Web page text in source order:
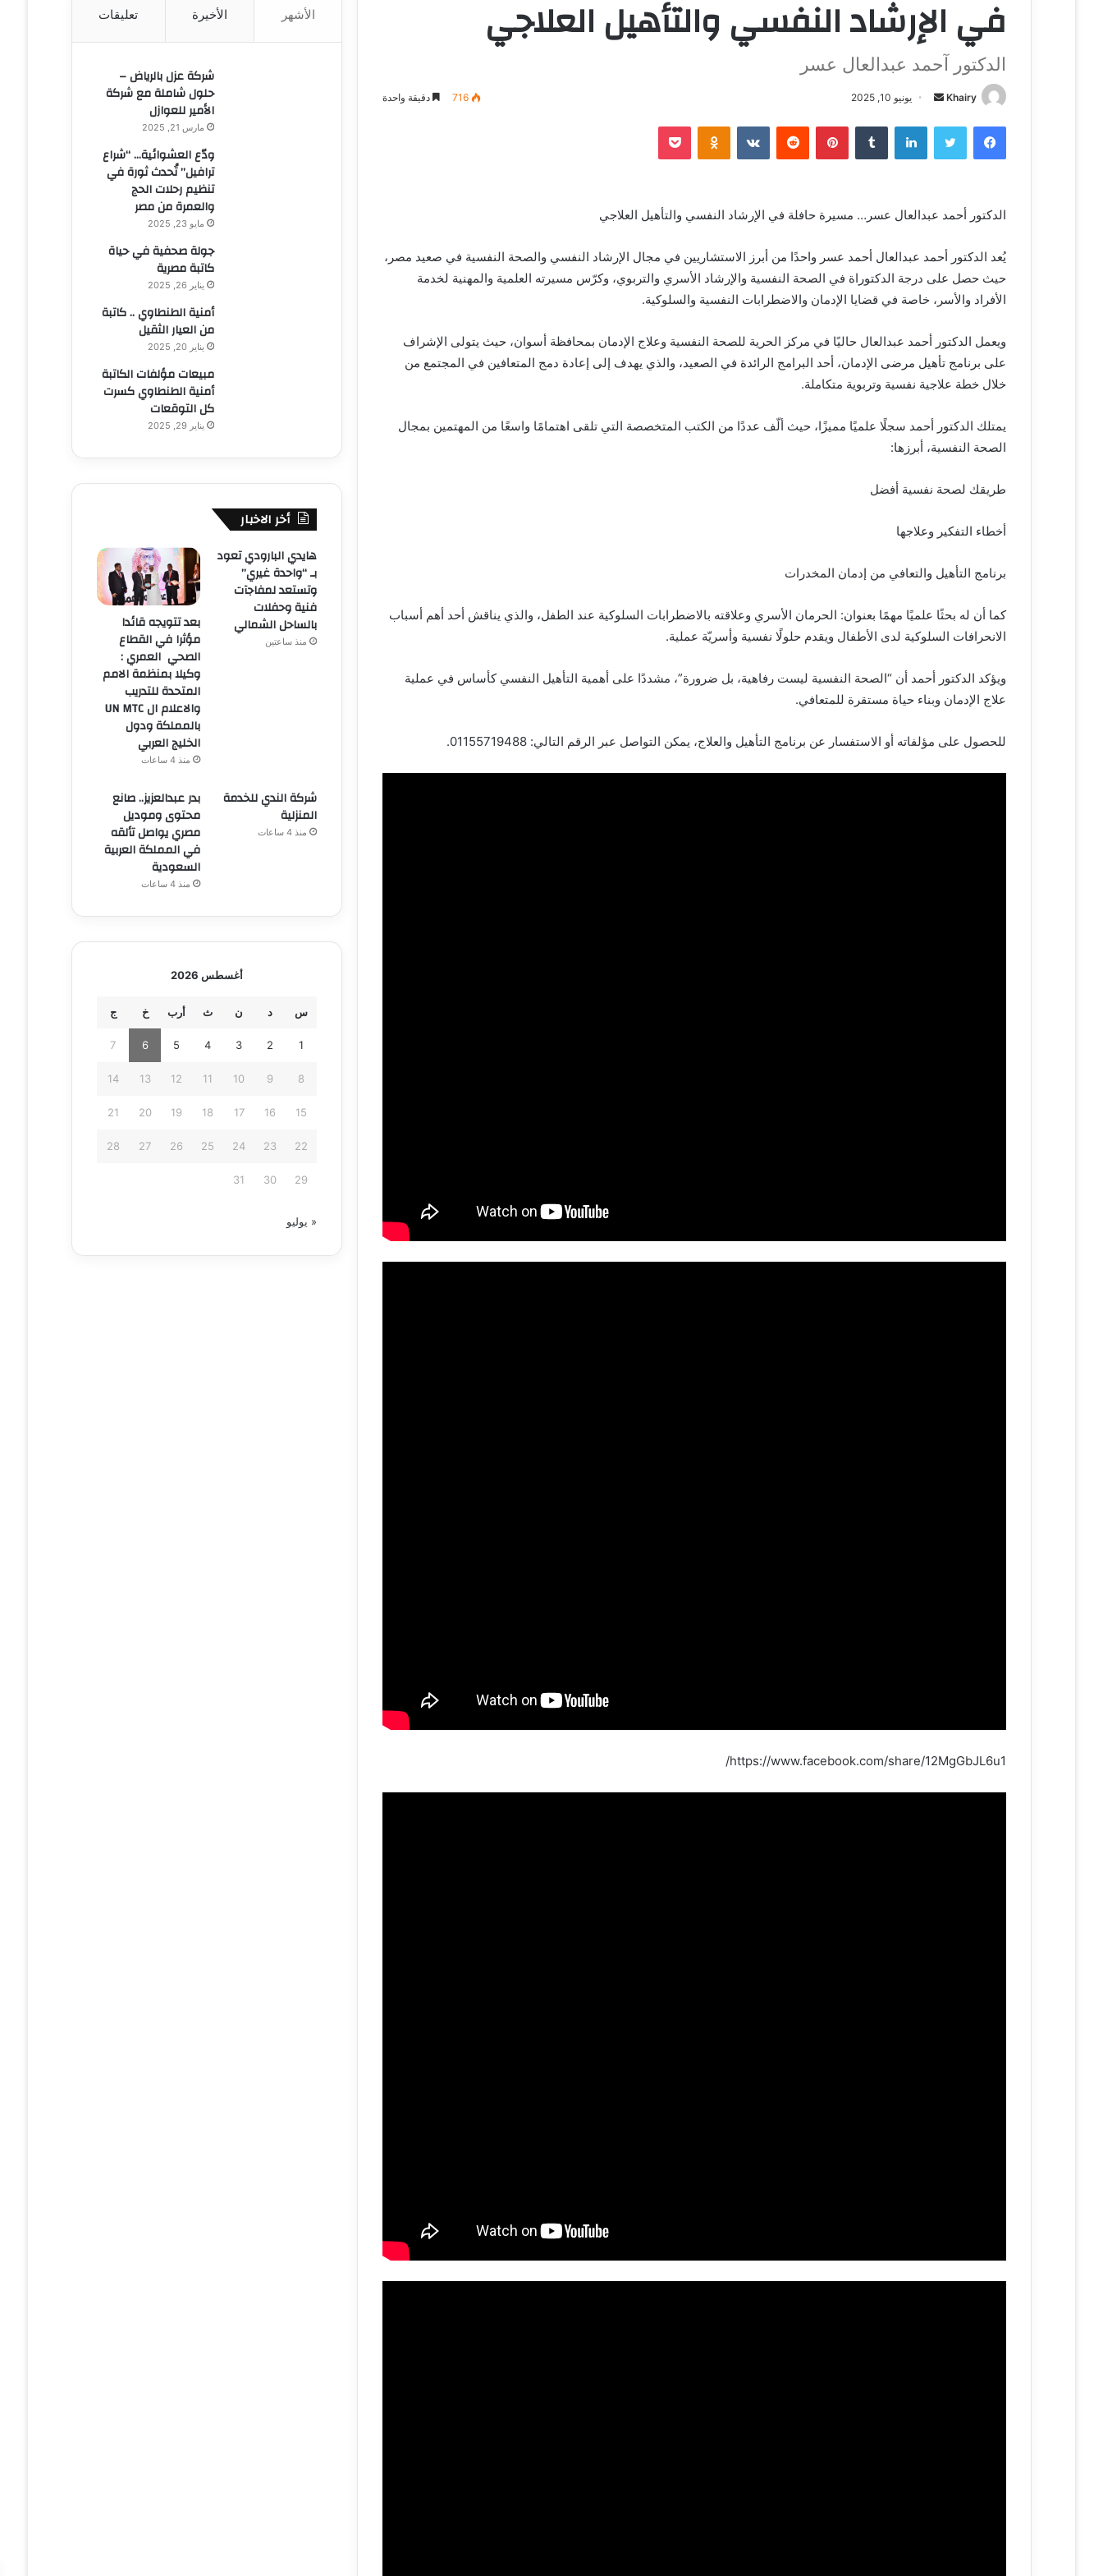
في الإرشاد النفسي والتأهيل العلاجي
الدكتور آحمد عبدالعال عسر
Khairy
أ
ل
ي
ا
ت
ن
ا
يونيو 10, 2025 716 دقيقة واحدة
فيسبوك تويتر لينكدإن ‏Tumblr بينتيريست ‏Reddit
‏VKontakte
Odnoklassniki بوكيت
الدكتور أحمد عبدالعال عسر… مسيرة حافلة في الإرشاد النفسي والتأهيل العلاجي
يُعد الدكتور أحمد عبدالعال أحمد عسر واحدًا من أبرز الاستشاريين في مجال الإرشاد النفسي والصحة النفسية في صعيد مصر،
حيث حصل على درجة الدكتوراة في الصحة النفسية والإرشاد الأسري والتربوي، وكرّس مسيرته العلمية والمهنية لخدمة
الأفراد والأسر، خاصة في قضايا الإدمان والاضطرابات النفسية والسلوكية.
ويعمل الدكتور أحمد عبدالعال حاليًا في مركز الحرية للصحة النفسية وعلاج الإدمان بمحافظة أسوان، حيث يتولى الإشراف
على برنامج تأهيل مرضى الإدمان، أحد البرامج الرائدة في الصعيد، والذي يهدف إلى إعادة دمج المتعافين في المجتمع من
خلال خطة علاجية نفسية وتربوية متكاملة.
يمتلك الدكتور أحمد سجلًا علميًا مميزًا، حيث ألّف عددًا من الكتب المتخصصة التي تلقى اهتمامًا واسعًا من المهتمين بمجال
الصحة النفسية، أبرزها:
طريقك لصحة نفسية أفضل
أخطاء التفكير وعلاجها
برنامج التأهيل والتعافي من إدمان المخدرات
كما أن له بحثًا علميًا مهمًا بعنوان: الحرمان الأسري وعلاقته بالاضطرابات السلوكية عند الطفل، والذي يناقش أحد أهم أسباب
الانحرافات السلوكية لدى الأطفال ويقدم حلولًا نفسية وأسريّة عملية.
ويؤكد الدكتور أحمد أن “الصحة النفسية ليست رفاهية، بل ضرورة”، مشددًا على أهمية التأهيل النفسي كأساس في عملية
علاج الإدمان وبناء حياة مستقرة للمتعافي.
للحصول على مؤلفاته أو الاستفسار عن برنامج التأهيل والعلاج، يمكن التواصل عبر الرقم التالي: 01155719488.
https://www.facebook.com/share/12MgGbJL6u1/
الأشهر الأخيرة تعليقات
شركة عزل بالرياض –
حلول شاملة مع شركة
الأمير للعوازل
مارس 21, 2025
ودّع العشوائية… “شراع
ترافيل” تُحدث ثورة في
تنظيم رحلات الحج
والعمرة من مصر
مايو 23, 2025
جولة صحفية في حياة
كاتبة مصرية
يناير 26, 2025
أمنية الطنطاوي .. كاتبة
من العيار الثقيل
يناير 20, 2025
مبيعات مؤلفات الكاتبة
أمنية الطنطاوي كسرت
كل التوقعات
يناير 29, 2025
أخر الاخبار
هايدي البارودي تعود
بـ “واحدة غيري”
وتستعد لمفاجآت
فنية وحفلات
بالساحل الشمالي
منذ ساعتين
بعد تتويجه قائدا
مؤثرا في القطاع
الصحي العمري :
وكيلا بمنظمة الامم
المتحدة للتدريب
والاعلام ال UN MTC
بالمملكة ودول
الخليج العربي
منذ 4 ساعات
شركة الندي للخدمة
المنزلية
منذ 4 ساعات
بدر عبدالعزيز.. صانع
محتوى وموديل
مصري يواصل تألقه
في المملكة العربية
السعودية
منذ 4 ساعات
أغسطس 2026
س د ن ث أرب خ ج
1
2
3
4
5
6
7
8
9
10
11
12
13
14
15
16
17
18
19
20
21
22
23
24
25
26
27
28
29
30
31
« يوليو